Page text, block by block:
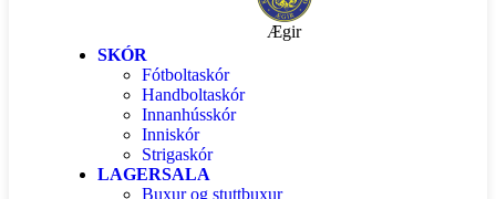
Ægir
SKÓR
Fótboltaskór
Handboltaskór
Innanhússkór
Inniskór
Strigaskór
LAGERSALA
Buxur og stuttbuxur